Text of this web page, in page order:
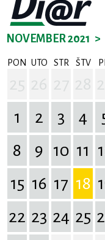
NOVEMBER 2021 >
PON UTO STR ŠTV
1
2 3 4
8
9 10 11
15 16 17 18
22 23 24 25